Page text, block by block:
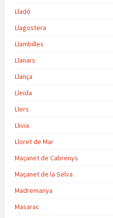
Lladó
Llagostera
Llambilles
Llanars
Llança
Lleida
Llers
Llivia
Lloret de Mar
Maçanet de Cabrenys
Maçanet de la Selva
Madremanya
Masarac